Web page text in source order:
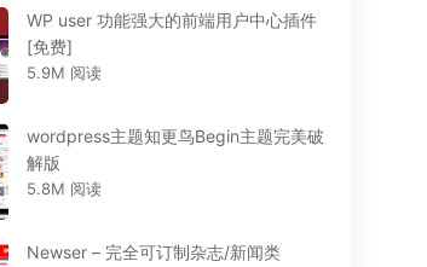
WP user 功能强大的前端用户中心插件
[免费]
5.9M 阅读
wordpress主题知更鸟Begin主题完美破
解版
5.8M 阅读
Newser – 完全可订制杂志/新闻类